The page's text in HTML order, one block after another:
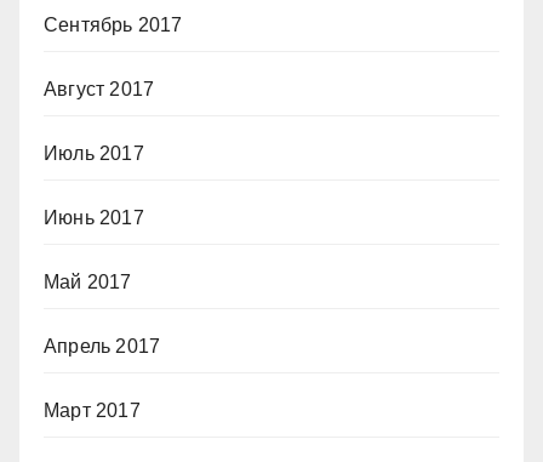
Сентябрь 2017
Август 2017
Июль 2017
Июнь 2017
Май 2017
Апрель 2017
Март 2017